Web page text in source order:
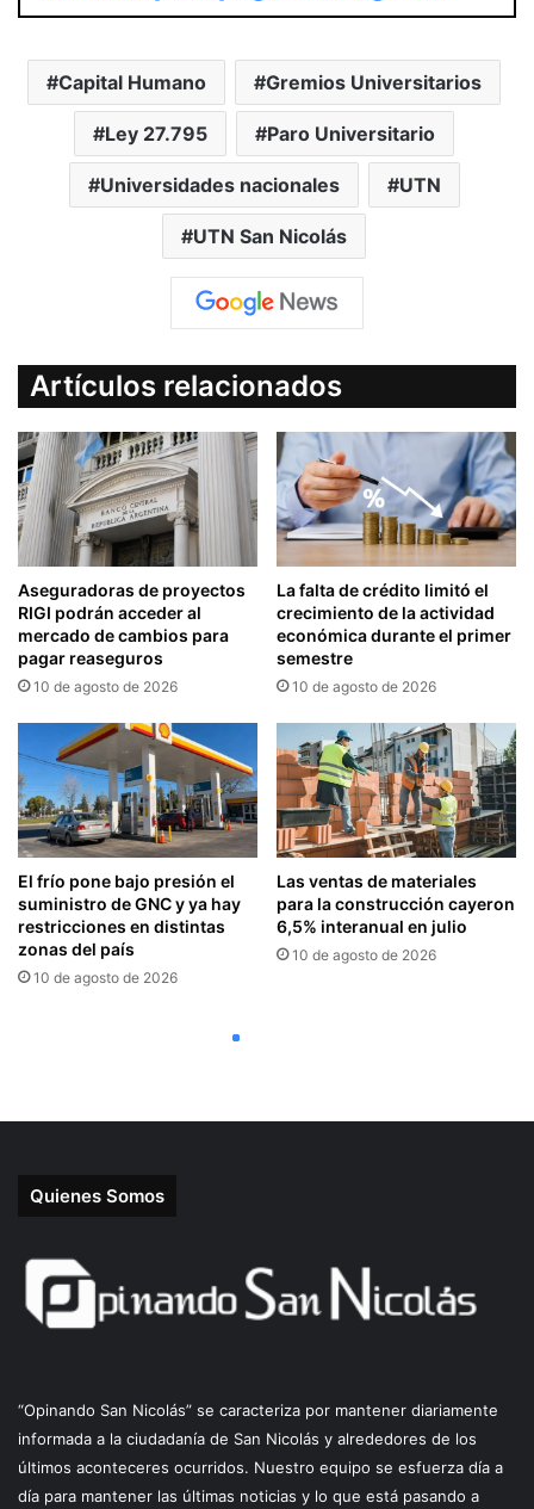
Quienes Somos
“Opinando San Nicolás” se caracteriza por mantener diariamente
informada a la ciudadanía de San Nicolás y alrededores de los
últimos aconteceres ocurridos. Nuestro equipo se esfuerza día a
día para mantener las últimas noticias y lo que está pasando a